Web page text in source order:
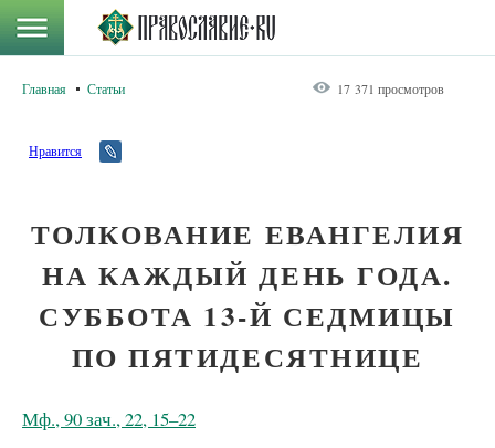
Главная Статьи 17 371 просмотров
Нравится
ТОЛКОВАНИЕ ЕВАНГЕЛИЯ
НА КАЖДЫЙ ДЕНЬ ГОДА.
СУББОТА 13-Й СЕДМИЦЫ
ПО ПЯТИДЕСЯТНИЦЕ
Мф., 90 зач., 22, 15–22